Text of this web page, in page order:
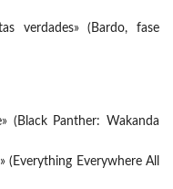
verdades» (Bardo, fase
(Black Panther: Wakanda
(Everything Everywhere All